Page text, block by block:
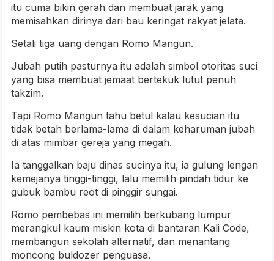
itu cuma bikin gerah dan membuat jarak yang
memisahkan dirinya dari bau keringat rakyat jelata.
Setali tiga uang dengan Romo Mangun.
Jubah putih pasturnya itu adalah simbol otoritas suci
yang bisa membuat jemaat bertekuk lutut penuh
takzim.
Tapi Romo Mangun tahu betul kalau kesucian itu
tidak betah berlama-lama di dalam keharuman jubah
di atas mimbar gereja yang megah.
Ia tanggalkan baju dinas sucinya itu, ia gulung lengan
kemejanya tinggi-tinggi, lalu memilih pindah tidur ke
gubuk bambu reot di pinggir sungai.
Romo pembebas ini memilih berkubang lumpur
merangkul kaum miskin kota di bantaran Kali Code,
membangun sekolah alternatif, dan menantang
moncong buldozer penguasa.